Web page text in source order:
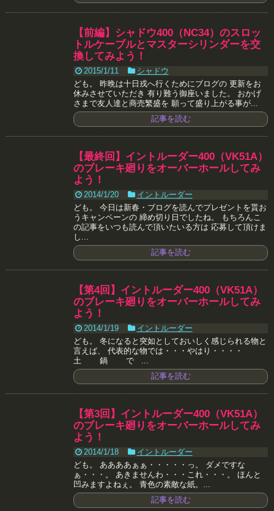
【前編】シャドウ400（NC34）のスロッ
トルケーブルとマスターシリンダーを交
換してみよう！
2015/1/11
シャドウ
ども。 昨晩は十日戎へ行くためにブログの 更新をお
休みさせていただき 有り難う御座いました。 おかげ
さまで友人達と商売繁盛を 願って盛り上がる事が...
記事を読む
【最終回】イントルーダー400（VK51A）
のブレーキ廻りをオーバーホールしてみ
よう！
2014/1/20
イントルーダー
ども。 今日は新春・ブログを読んでプレゼントを貰お
うキャンペーンの 締め切り日でしたね。 もちろんこ
の記事をいつも読んで頂いたいる方は 応募して頂けま
し...
記事を読む
【第4回】イントルーダー400（VK51A）
のブレーキ廻りをオーバーホールしてみ
よう！
2014/1/19
イントルーダー
ども。 冬になると突如としておいしく感じられる物と
言えば、 代表的な物では・・・やはり・・・・
土 鍋 で ...
記事を読む
【第3回】イントルーダー400（VK51A）
のブレーキ廻りをオーバーホールしてみ
よう！
2014/1/18
イントルーダー
ども。 ああああぁぁ・・・・・っ。 ダメですな
ぁ・・・。 あきませんわ・・・これ・・・。 ほんと
凹みますよねぇ。 青色の素敵な紙。...
記事を読む